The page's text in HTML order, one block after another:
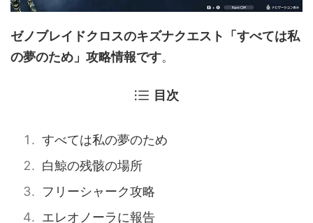
ゼノブレイドクロスのキズナクエスト「すべては私
の夢のため」攻略情報です。
目次
すべては私の夢のため
白鯨の残骸の場所
フリーシャーク攻略
エレオノーラに報告